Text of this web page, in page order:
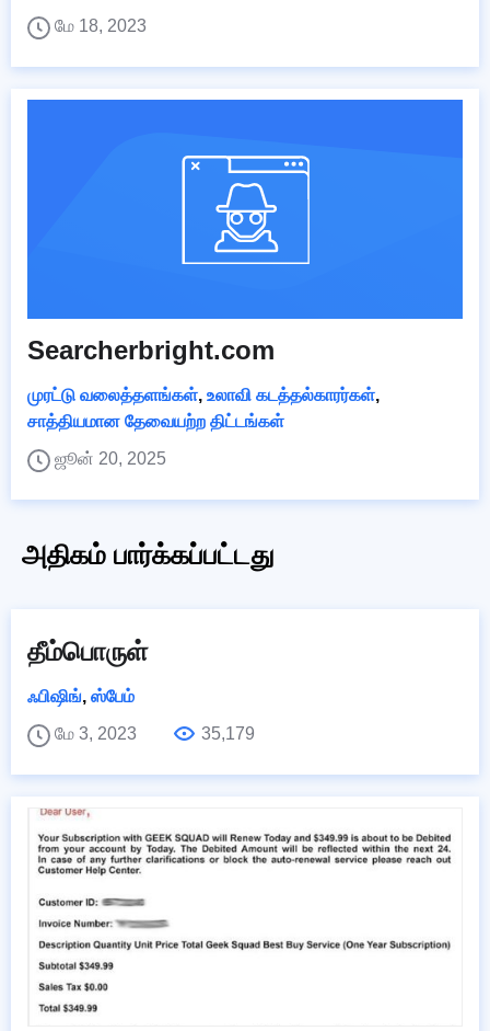
மே 18, 2023
Searcherbright.com
முரட்டு வலைத்தளங்கள், உலாவி கடத்தல்காரர்கள்,
சாத்தியமான தேவையற்ற திட்டங்கள்
ஜூன் 20, 2025
அதிகம் பார்க்கப்பட்டது
தீம்பொருள்
ஃபிஷிங், ஸ்பேம்
மே 3, 2023
35,179